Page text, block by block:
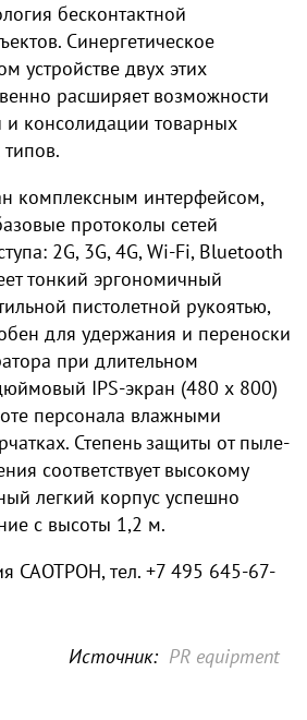
бесконтактной
Синергетическое
устройстве двух этих
расширяет возможности
и консолидации товарных
комплексным интерфейсом,
протоколы сетей
2G, 3G, 4G, Wi-Fi, Bluetooth
тонкий эргономичный
пистолетной рукоятью,
для удержания и переноски
при длительном
IPS-экран (480 х 800)
персонала влажными
Степень защиты от пыле-
соответствует высокому
легкий корпус успешно
с высоты 1,2 м.
САОТРОН, тел. +7 495 645-67-
Источник: PR equipment